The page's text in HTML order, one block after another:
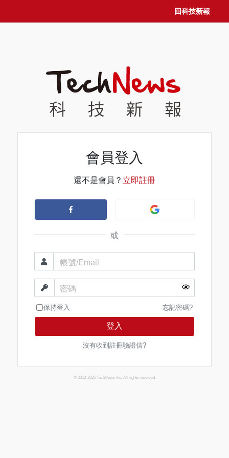
回科技新報
會員登入
還不是會員？ 立即註冊
或
帳號/Email
密碼
保持登入 忘記密碼?
登入
沒有收到註冊驗證信?
© 2013-2026 TechNews Inc. All rights reserved.